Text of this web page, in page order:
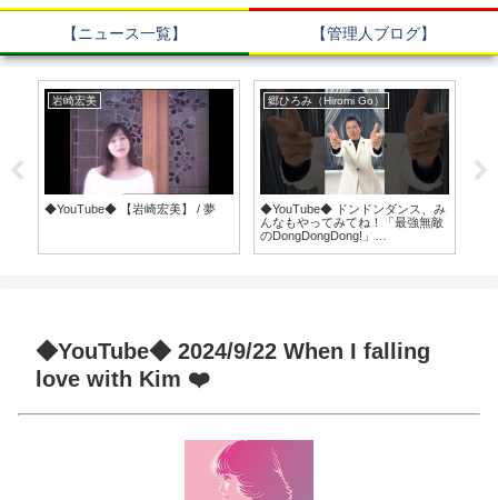
【ニュース一覧】 【管理人ブログ】
岩崎宏美
◆YouTube◆ 【岩崎宏美】 / 夢
郷ひろみ（Hiromi Go）
◆YouTube◆ ドンドンダンス、み
んなもやってみてね！「最強無敵
のDongDongDong!」
◆YouTube◆ 2024/9/22 When I falling
love with Kim ❤️